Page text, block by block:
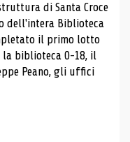
di Santa Croce
dell'intera Biblioteca
il primo lotto
la biblioteca 0-18, il
Peano, gli uffici